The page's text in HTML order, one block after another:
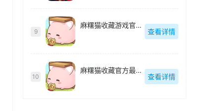
9
麻糬猫收藏游戏官方最新版
查看详情
10
麻糬猫收藏官方最新版
查看详情